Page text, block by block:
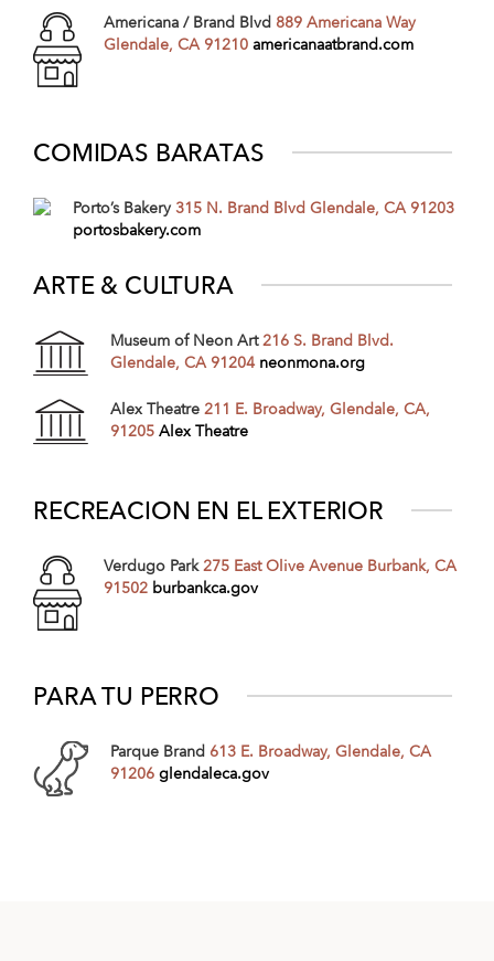
Americana / Brand Blvd 889 Americana Way
Glendale, CA 91210 americanaatbrand.com
COMIDAS BARATAS
Porto’s Bakery 315 N. Brand Blvd Glendale, CA 91203
portosbakery.com
ARTE & CULTURA
Museum of Neon Art216 S. Brand Blvd.
Glendale, CA 91204 neonmona.org
Alex Theatre 211 E. Broadway, Glendale, CA,
91205 Alex Theatre
RECREACION EN EL EXTERIOR
Verdugo Park275 East Olive Avenue Burbank, CA
91502 burbankca.gov
PARA TU PERRO
Parque Brand 613 E. Broadway, Glendale, CA
91206 glendaleca.gov